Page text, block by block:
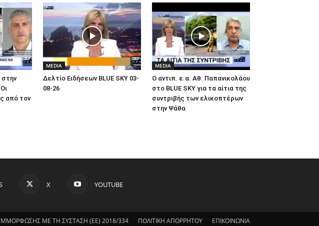
στην
από τον
MEDIA
Δελτίο Ειδήσεων BLUE SKY 03-
08-26
MEDIA
Ο αντιπ. ε.α. Αθ. Παπανικολάου
στο BLUE SKY για τα αίτια της
συντριβής των ελικοπτέρων
στην Ψάθα
X YOUTUBE
ΜΕ ΤΗ ΣΥΣΤΑΣΗ (ΕΕ) 2018/334 ΠΟΛΙΤΙΚΗ ΑΠΟΡΡΗΤΟΥ ΕΠΙΚΟΙΝΩΝΙΑ